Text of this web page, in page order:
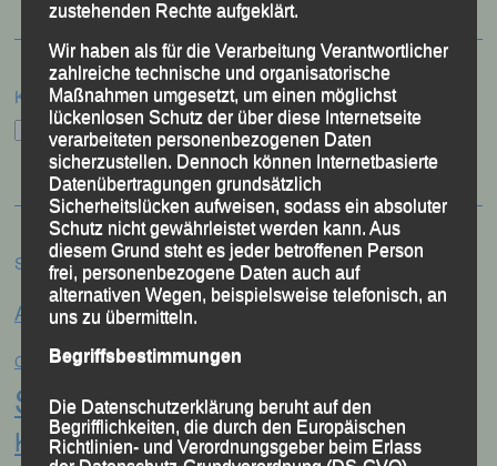
Kategorien
Kategorien
Schlagwörter
Alex SellnerAnna Drexler
Centa Hollweck Christina Wimmer
SchultzFrank SchneiderFranz
Keifenheim Georg Eibl Gerhard BauerGünter
zustehenden Rechte aufgeklärt.
Wir haben als für die Verarbeitung Verantwortlicher
zahlreiche technische und organisatorische
Maßnahmen umgesetzt, um einen möglichst
lückenlosen Schutz der über diese Internetseite
verarbeiteten personenbezogenen Daten
sicherzustellen. Dennoch können Internetbasierte
Datenübertragungen grundsätzlich
Sicherheitslücken aufweisen, sodass ein absoluter
Schutz nicht gewährleistet werden kann. Aus
diesem Grund steht es jeder betroffenen Person
frei, personenbezogene Daten auch auf
alternativen Wegen, beispielsweise telefonisch, an
uns zu übermitteln.
Begriffsbestimmungen
Die Datenschutzerklärung beruht auf den
Begrifflichkeiten, die durch den Europäischen
Richtlinien- und Verordnungsgeber beim Erlass